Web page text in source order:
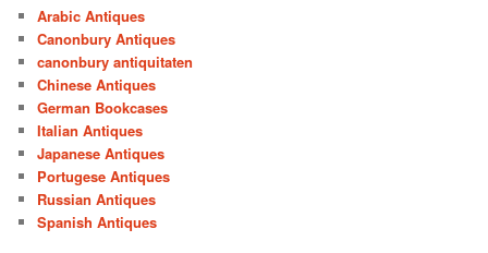
Arabic Antiques
Canonbury Antiques
canonbury antiquitaten
Chinese Antiques
German Bookcases
Italian Antiques
Japanese Antiques
Portugese Antiques
Russian Antiques
Spanish Antiques